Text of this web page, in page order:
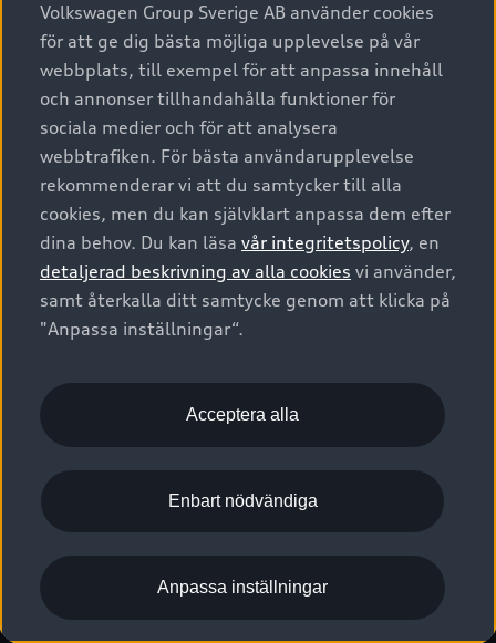
A6 modellerna
SUV
Avant
Audi Sport
Privatleasing
Nya bilar i lager
Begagnade bilar i lager
Audi approved :plus - så gott som nya
Finansiering
Audi exclusive
Provkörning
Service & tillbehör
Audi digital services
Originaltillbehör - köp online
Garantier
Försäkring
Digitala manualer för din Audi
Audi Collection – livsstilsartiklar
Vanliga frågor
2G/3G nätet stängs ned - Hur påverkas min bil av detta?
Tjänstebil
Tjänstebil
Business lease online
Företagsleasing
Om Audi Sverige
Kontakta oss
Audi Återförsäljare/-serviceverkstad
myAudi
Pressmeddelanden
Nyhetsbrev
Vårt hållbarhetsarbete
Lediga tjänster huvudkontor
Lediga tjänster hos Audi Återförsäljare
Kommentar till mediauppgifter om dataläcka
© 2026 AUDI SVERIGE. All Rights Reserved.
Utgivare Juridiskt
Juridiskt Audi AG
Juridiskt Audi Digital Giveaway
Anpassa inställningar för cookies
Visselblåsarkanaler
Volkswagen Group Sverige AB använder cookies
för att ge dig bästa möjliga upplevelse på vår
webbplats, till exempel för att anpassa innehåll
och annonser tillhandahålla funktioner för
sociala medier och för att analysera
webbtrafiken. För bästa användarupplevelse
rekommenderar vi att du samtycker till alla
cookies, men du kan självklart anpassa dem efter
dina behov. Du kan läsa vår integritetspolicy, en
detaljerad beskrivning av alla cookies vi använder,
samt återkalla ditt samtycke genom att klicka på
"Anpassa inställningar“.
Acceptera alla
Enbart nödvändiga
Anpassa inställningar